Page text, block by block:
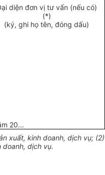
diện đơn vị tư vấn (nếu có)
(*)
(ký, ghi họ tên, đóng dấu)
20...
xuất, kinh doanh, dịch vụ; (2)
doanh, dịch vụ.